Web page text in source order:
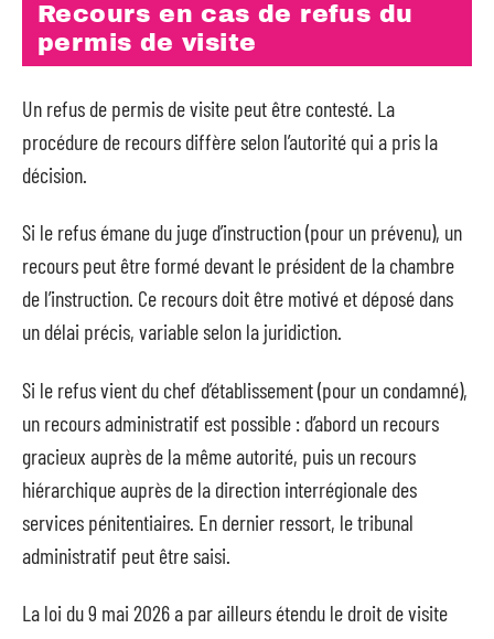
Recours en cas de refus du
permis de visite
Un refus de permis de visite peut être contesté. La
procédure de recours diffère selon l’autorité qui a pris la
décision.
Si le refus émane du juge d’instruction (pour un prévenu), un
recours peut être formé devant le président de la chambre
de l’instruction. Ce recours doit être motivé et déposé dans
un délai précis, variable selon la juridiction.
Si le refus vient du chef d’établissement (pour un condamné),
un recours administratif est possible : d’abord un recours
gracieux auprès de la même autorité, puis un recours
hiérarchique auprès de la direction interrégionale des
services pénitentiaires. En dernier ressort, le tribunal
administratif peut être saisi.
La loi du 9 mai 2026 a par ailleurs étendu le droit de visite